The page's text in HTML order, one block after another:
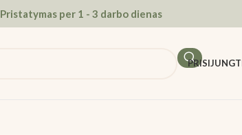
Pristatymas per 1 - 3 darbo dienas